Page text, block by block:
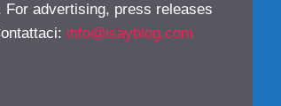
advertising, press releases
: info@isayblog.com